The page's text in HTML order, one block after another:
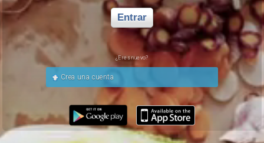
Entrar
¿Eres nuevo?
Crea una cuenta